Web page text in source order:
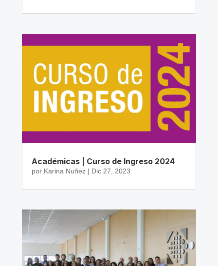
Académicas | Curso de Ingreso 2024
por Karina Nuñez| Dic 27, 2023